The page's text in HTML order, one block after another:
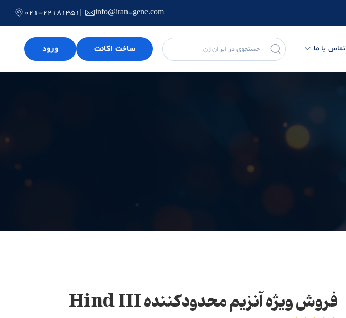
021-22181351 info@iran-gene.com
تماس با ما ساخت اکانت ورود
فروش ویژه آنزیم محدودکننده Hind III